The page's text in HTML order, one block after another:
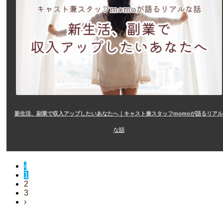
新生活、副業で収入アップしたいあなたへ｜キャスト兼スタッフmomoが語るリアル
な話
‹
1
2
3
›